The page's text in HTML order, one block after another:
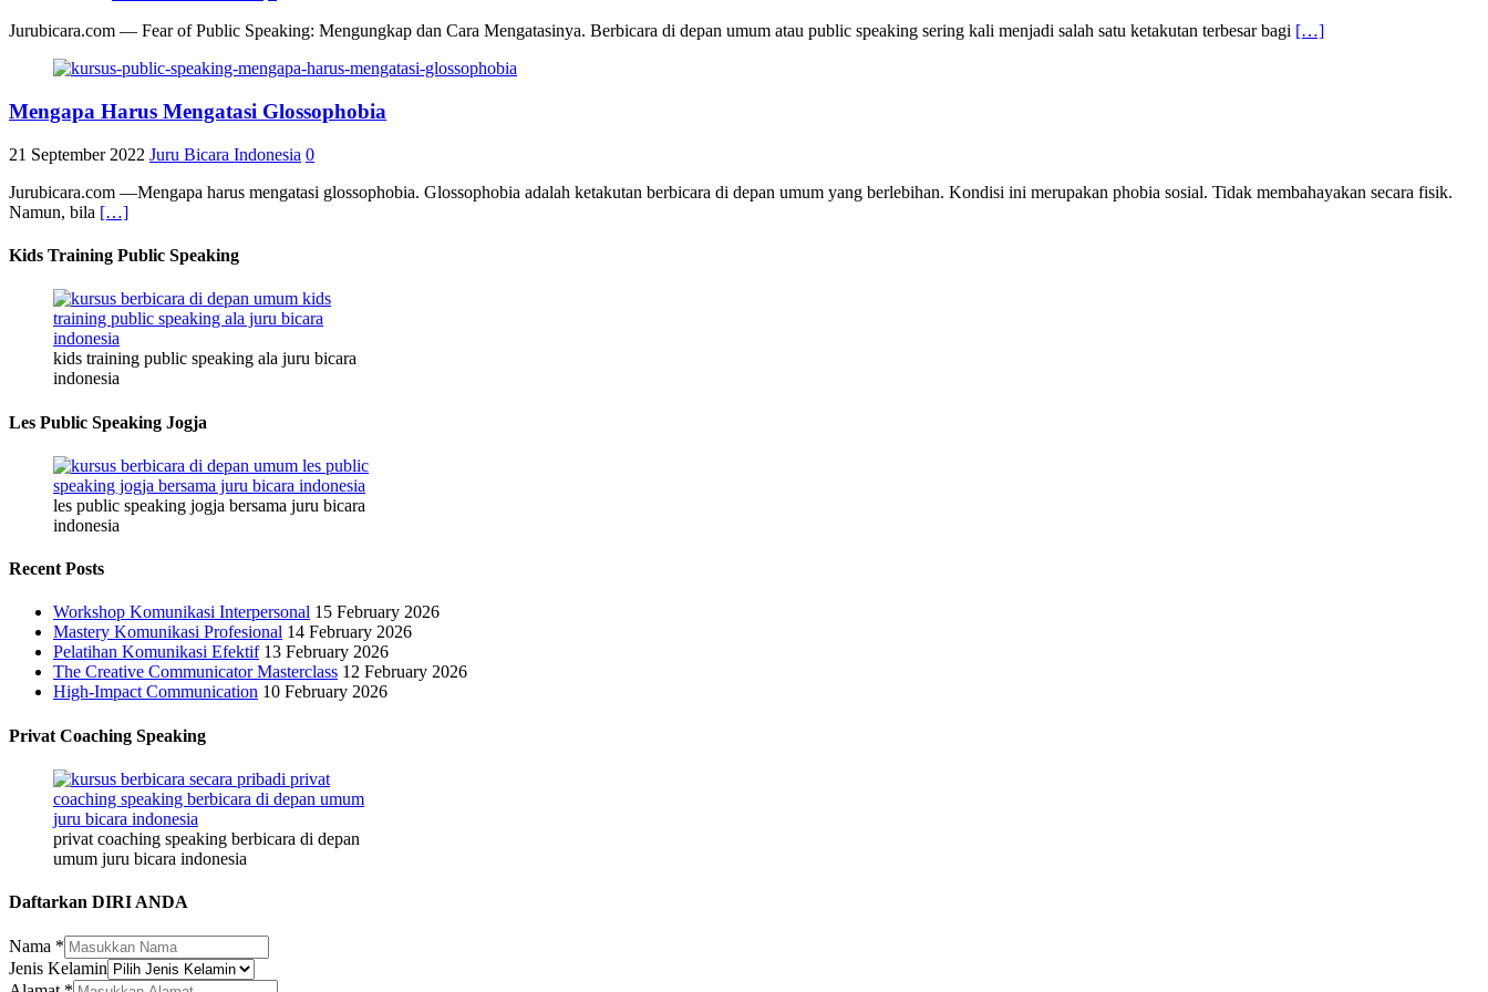
Jurubicara.com — Fear of Public Speaking: Mengungkap dan Cara Mengatasinya. Berbicara di depan umum atau public speaking sering kali menjadi salah satu ketakutan terbesar bagi […]
Mengapa Harus Mengatasi Glossophobia
21 September 2022 Juru Bicara Indonesia 0
Jurubicara.com —Mengapa harus mengatasi glossophobia. Glossophobia adalah ketakutan berbicara di depan umum yang berlebihan. Kondisi ini merupakan phobia sosial. Tidak membahayakan secara fisik.
Namun, bila […]
Kids Training Public Speaking
kids training public speaking ala juru bicara
indonesia
Les Public Speaking Jogja
les public speaking jogja bersama juru bicara
indonesia
Recent Posts
Workshop Komunikasi Interpersonal 15 February 2026
Mastery Komunikasi Profesional 14 February 2026
Pelatihan Komunikasi Efektif 13 February 2026
The Creative Communicator Masterclass 12 February 2026
High-Impact Communication 10 February 2026
Privat Coaching Speaking
privat coaching speaking berbicara di depan
umum juru bicara indonesia
Daftarkan DIRI ANDA
Nama *
Jenis Kelamin